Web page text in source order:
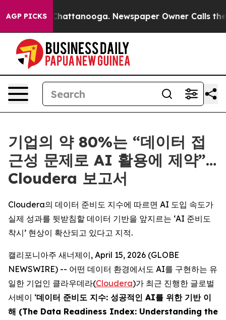
AGP PICKS
in Chattanooga. Newspaper Owner Calls the
기업의 약 80%는 “데이터 접
근성 문제로 AI 활용에 제약”…
Cloudera 보고서
Cloudera의 데이터 준비도 지수에 따르면 AI 도입 속도가
실제 성과를 뒷받침할 데이터 기반을 앞지르는 ‘AI 준비도
착시’ 현상이 확산되고 있다고 지적.
캘리포니아주 새너제이, April 15, 2026 (GLOBE
NEWSWIRE) -- 어떤 데이터 환경에서도 AI를 구현하는 유
일한 기업인 클라우데라(Cloudera)가 최근 진행한 글로벌
서베이 ‘데이터 준비도 지수: 성공적인 AI를 위한 기반 이
해 (The Data Readiness Index: Understanding the